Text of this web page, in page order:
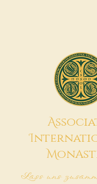
A
I
M
Lass uns